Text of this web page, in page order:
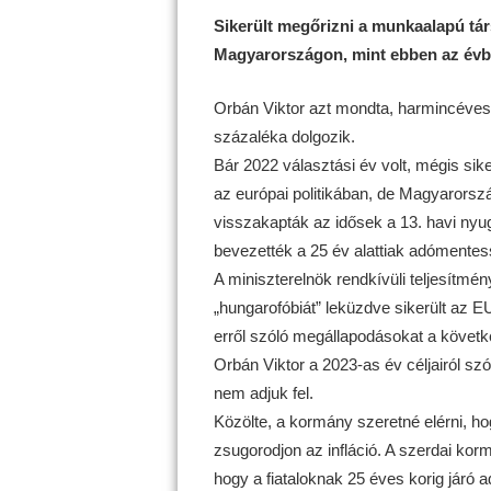
Sikerült megőrizni a munkaalapú
Magyarországon, mint ebben az
Orbán Viktor azt mondta,
százaléka dolgozik.
Bár 2022 választási év volt, mégis
az európai politikában, de
visszakapták az idősek a 13. havi
bevezették a 25 év alattiak
A miniszterelnök rendkívüli
„hungarofóbiát” leküzdve sikerült az
erről szóló megállapodásokat a
Orbán Viktor a 2023-as év céljairól
nem adjuk fel.
Közölte, a kormány szeretné elérni,
zsugorodjon az infláció. A szerdai
hogy a fiataloknak 25 éves korig járó